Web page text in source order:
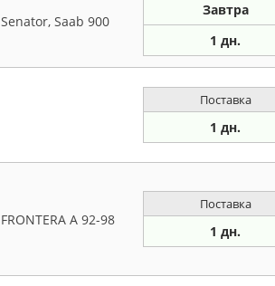
Saab 900
Завтра
1 дн.
Поставка
1 дн.
A 92-98
Поставка
1 дн.